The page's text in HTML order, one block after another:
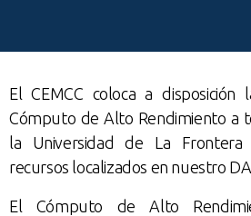
El CEMCC coloca a
Cómputo de Alto Rendimiento a
la Universidad de La Frontera
recursos localizados en nuestro
El Cómputo de Alto